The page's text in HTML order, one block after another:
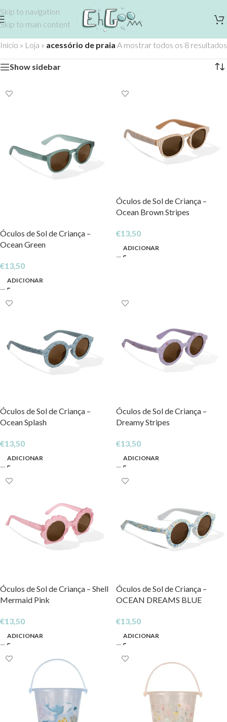
Skip to navigation
Skip to main content
Início » Loja » acessório de praia A mostrar todos os 8 resultados
Show sidebar
Óculos de Sol de Criança –
Ocean Green
€13,50
ADICIONAR
Óculos de Sol de Criança –
Ocean Brown Stripes
€13,50
ADICIONAR
Óculos de Sol de Criança –
Ocean Splash
€13,50
ADICIONAR
Óculos de Sol de Criança –
Dreamy Stripes
€13,50
ADICIONAR
Óculos de Sol de Criança – Shell
Mermaid Pink
€13,50
ADICIONAR
Óculos de Sol de Criança –
OCEAN DREAMS BLUE
€13,50
ADICIONAR